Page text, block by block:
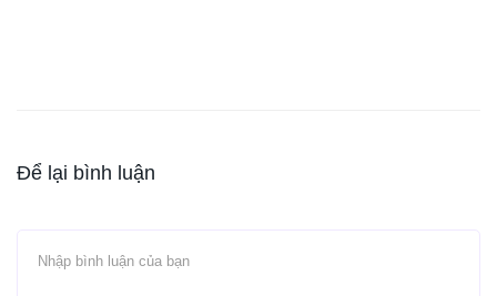
Để lại bình luận